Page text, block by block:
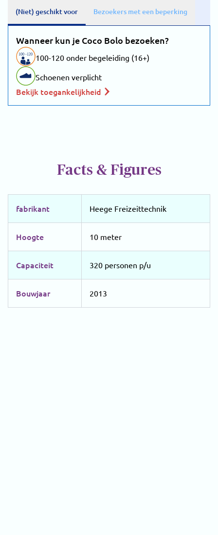
(Niet) geschikt voor Bezoekers met een beperking
Wanneer kun je Coco Bolo bezoeken?
100 -120
100-120 onder begeleiding (16+)
Schoenen verplicht
Bekijk toegankelijkheid
Facts & Figures
fabrikant Heege Freizeittechnik
Hoogte 10 meter
Capaciteit 320 personen p/u
Bouwjaar 2013